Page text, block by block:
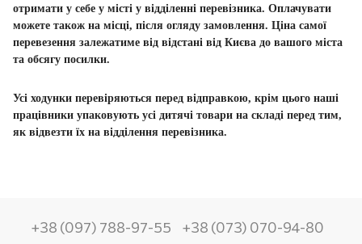
отримати у себе у місті у відділенні перевізника. Оплачувати
можете також на місці, після огляду замовлення. Ціна самої
перевезення залежатиме від відстані від Києва до вашого міста
та обсягу посилки.
Усі ходунки перевіряються перед відправкою, крім цього наші
працівники упаковують усі дитячі товари на складі перед тим,
як відвезти їх на відділення перевізника.
+38 (097) 788-97-55
+38 (073) 070-94-80